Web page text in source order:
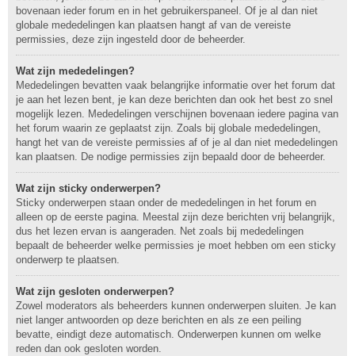
bovenaan ieder forum en in het gebruikerspaneel. Of je al dan niet
globale mededelingen kan plaatsen hangt af van de vereiste
permissies, deze zijn ingesteld door de beheerder.
Wat zijn mededelingen?
Mededelingen bevatten vaak belangrijke informatie over het forum dat
je aan het lezen bent, je kan deze berichten dan ook het best zo snel
mogelijk lezen. Mededelingen verschijnen bovenaan iedere pagina van
het forum waarin ze geplaatst zijn. Zoals bij globale mededelingen,
hangt het van de vereiste permissies af of je al dan niet mededelingen
kan plaatsen. De nodige permissies zijn bepaald door de beheerder.
Wat zijn sticky onderwerpen?
Sticky onderwerpen staan onder de mededelingen in het forum en
alleen op de eerste pagina. Meestal zijn deze berichten vrij belangrijk,
dus het lezen ervan is aangeraden. Net zoals bij mededelingen
bepaalt de beheerder welke permissies je moet hebben om een sticky
onderwerp te plaatsen.
Wat zijn gesloten onderwerpen?
Zowel moderators als beheerders kunnen onderwerpen sluiten. Je kan
niet langer antwoorden op deze berichten en als ze een peiling
bevatte, eindigt deze automatisch. Onderwerpen kunnen om welke
reden dan ook gesloten worden.